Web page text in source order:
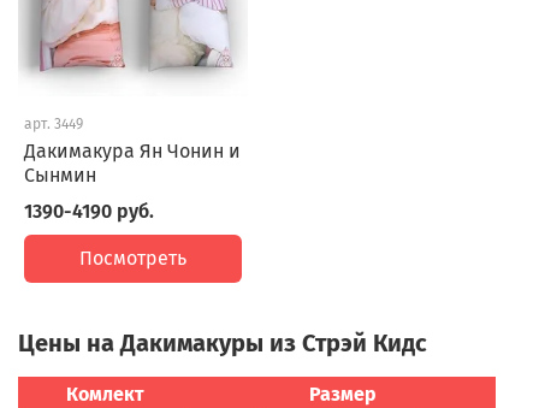
арт. 3449
Дакимакура Ян Чонин и
Сынмин
1390-4190 руб.
Посмотреть
Цены на Дакимакуры из Стрэй Кидс
Комлект Размер